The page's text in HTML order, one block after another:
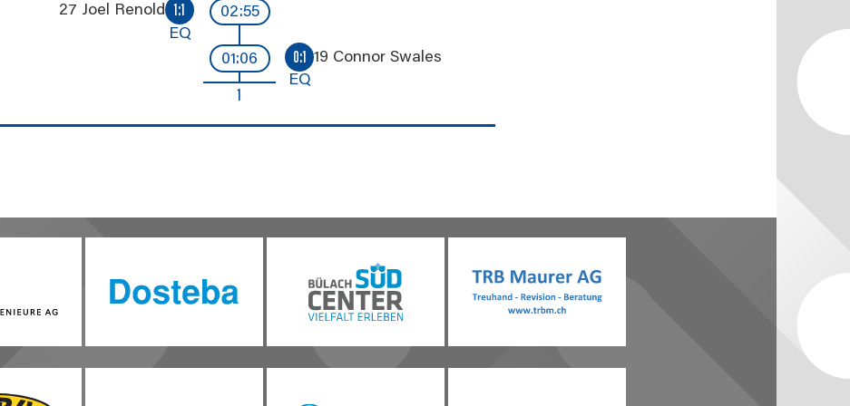
02:55
27 Joel Renold
1:1
EQ
01:06
19 Connor Swales
0:1
EQ
1